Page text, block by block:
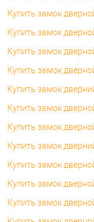
Купить замок
Купить замок
Купить замок
Купить замок
Купить замок
Купить замок
Купить замок
Купить замок
Купить замок
Купить замок
Купить замок